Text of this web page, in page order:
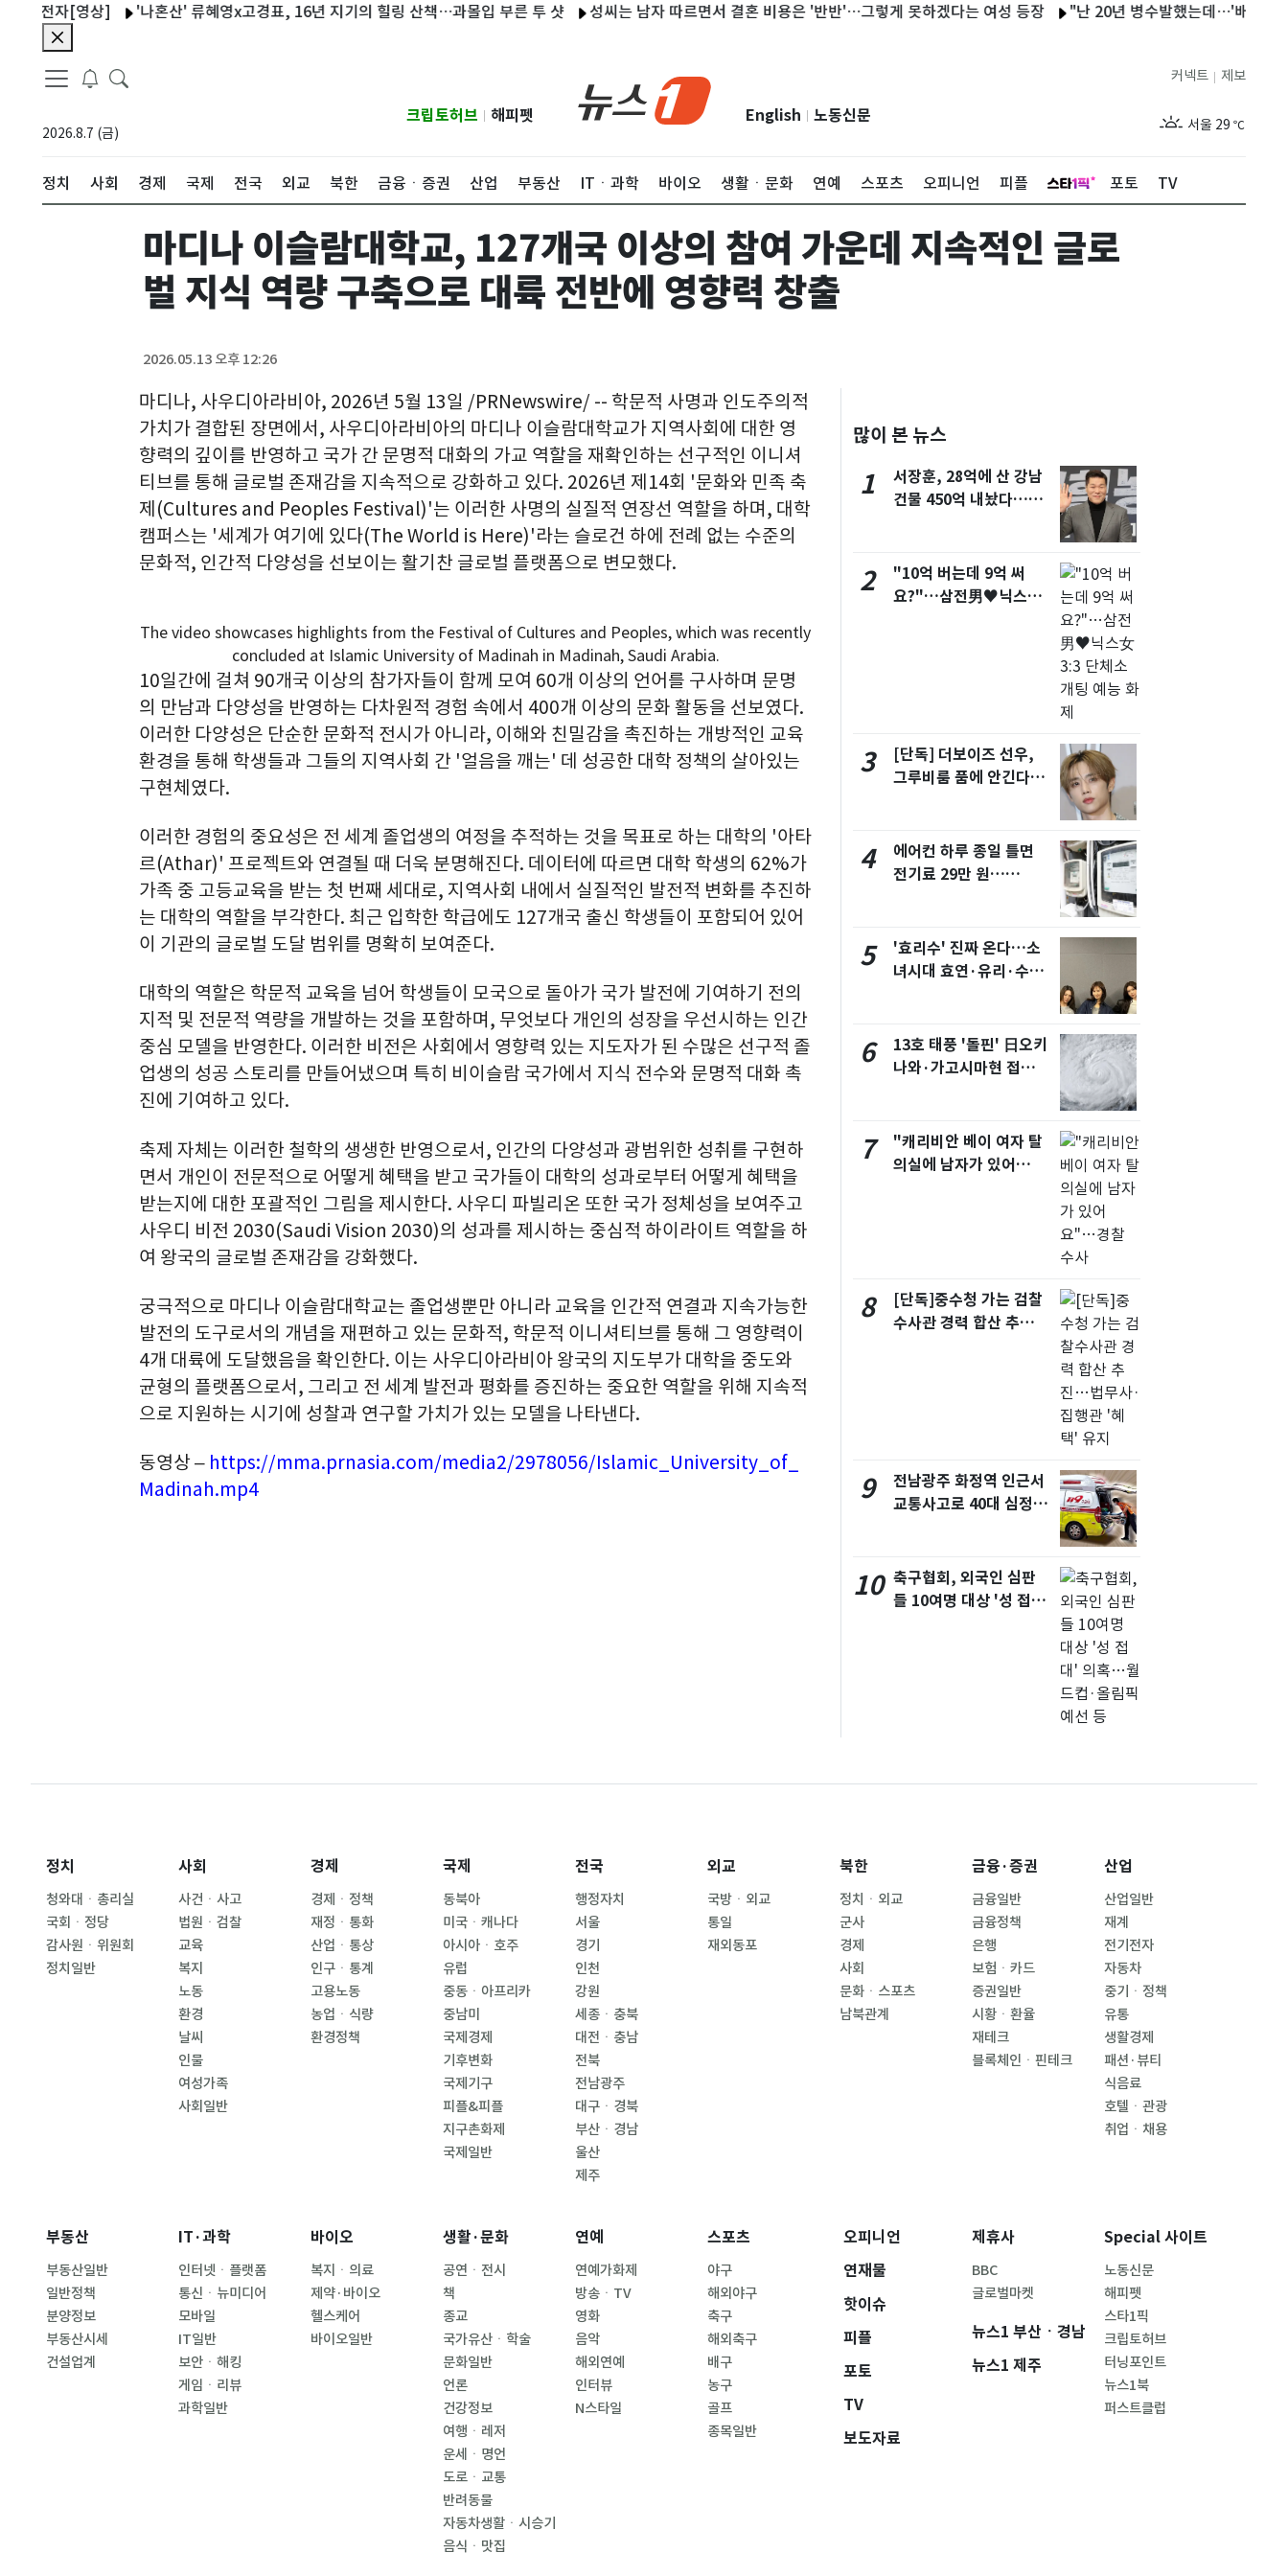
전자[영상] '나혼산' 류혜영x고경표, 16년 지기의 힐링 산책…과몰입 부른 투 샷 성씨는 남자 따르면서 결혼 비용은 '반반'…그렇게 못하겠다는 여성 등장 "난 20년 병수발했는데…'배다른 형제'
2026.8.7 (금)
크립토허브 해피펫 English 노동신문
제보
커넥트
서울 29 ℃
정치 사회 경제 국제 전국 외교 북한 금융ㆍ증권 산업 부동산 ITㆍ과학 바이오 생활ㆍ문화 연예 스포츠 오피니언 피플 포토 TV
마디나 이슬람대학교, 127개국 이상의 참여 가운데 지속적인 글로
벌 지식 역량 구축으로 대륙 전반에 영향력 창출
2026.05.13 오후 12:26
마디나, 사우디아라비아, 2026년 5월 13일 /PRNewswire/ -- 학문적 사명과 인도주의적
가치가 결합된 장면에서, 사우디아라비아의 마디나 이슬람대학교가 지역사회에 대한 영
향력의 깊이를 반영하고 국가 간 문명적 대화의 가교 역할을 재확인하는 선구적인 이니셔
티브를 통해 글로벌 존재감을 지속적으로 강화하고 있다. 2026년 제14회 '문화와 민족 축
제(Cultures and Peoples Festival)'는 이러한 사명의 실질적 연장선 역할을 하며, 대학
캠퍼스는 '세계가 여기에 있다(The World is Here)'라는 슬로건 하에 전례 없는 수준의
문화적, 인간적 다양성을 선보이는 활기찬 글로벌 플랫폼으로 변모했다.
The video showcases highlights from the Festival of Cultures and Peoples, which was recently
concluded at Islamic University of Madinah in Madinah, Saudi Arabia.
10일간에 걸쳐 90개국 이상의 참가자들이 함께 모여 60개 이상의 언어를 구사하며 문명
의 만남과 다양성을 반영하는 다차원적 경험 속에서 400개 이상의 문화 활동을 선보였다.
이러한 다양성은 단순한 문화적 전시가 아니라, 이해와 친밀감을 촉진하는 개방적인 교육
환경을 통해 학생들과 그들의 지역사회 간 '얼음을 깨는' 데 성공한 대학 정책의 살아있는
구현체였다.
이러한 경험의 중요성은 전 세계 졸업생의 여정을 추적하는 것을 목표로 하는 대학의 '아타
르(Athar)' 프로젝트와 연결될 때 더욱 분명해진다. 데이터에 따르면 대학 학생의 62%가
가족 중 고등교육을 받는 첫 번째 세대로, 지역사회 내에서 실질적인 발전적 변화를 추진하
는 대학의 역할을 부각한다. 최근 입학한 학급에도 127개국 출신 학생들이 포함되어 있어
이 기관의 글로벌 도달 범위를 명확히 보여준다.
대학의 역할은 학문적 교육을 넘어 학생들이 모국으로 돌아가 국가 발전에 기여하기 전의
지적 및 전문적 역량을 개발하는 것을 포함하며, 무엇보다 개인의 성장을 우선시하는 인간
중심 모델을 반영한다. 이러한 비전은 사회에서 영향력 있는 지도자가 된 수많은 선구적 졸
업생의 성공 스토리를 만들어냈으며 특히 비이슬람 국가에서 지식 전수와 문명적 대화 촉
진에 기여하고 있다.
축제 자체는 이러한 철학의 생생한 반영으로서, 인간의 다양성과 광범위한 성취를 구현하
면서 개인이 전문적으로 어떻게 혜택을 받고 국가들이 대학의 성과로부터 어떻게 혜택을
받는지에 대한 포괄적인 그림을 제시한다. 사우디 파빌리온 또한 국가 정체성을 보여주고
사우디 비전 2030(Saudi Vision 2030)의 성과를 제시하는 중심적 하이라이트 역할을 하
여 왕국의 글로벌 존재감을 강화했다.
궁극적으로 마디나 이슬람대학교는 졸업생뿐만 아니라 교육을 인간적 연결과 지속가능한
발전의 도구로서의 개념을 재편하고 있는 문화적, 학문적 이니셔티브를 통해 그 영향력이
4개 대륙에 도달했음을 확인한다. 이는 사우디아라비아 왕국의 지도부가 대학을 중도와
균형의 플랫폼으로서, 그리고 전 세계 발전과 평화를 증진하는 중요한 역할을 위해 지속적
으로 지원하는 시기에 성찰과 연구할 가치가 있는 모델을 나타낸다.
동영상 – https://mma.prnasia.com/media2/2978056/Islamic_University_of_
Madinah.mp4
많이 본 뉴스
1
서장훈, 28억에 산 강남
건물 450억 내놨다…세
2
"10억 버는데 9억 써
요?"…삼전男♥닉스女
3
[단독] 더보이즈 선우,
그루비룸 품에 안긴다…
4
에어컨 하루 종일 틀면
전기료 29만 원…
5
'효리수' 진짜 온다…소
녀시대 효연·유리·수영
6
13호 태풍 '돌핀' 日오키
나와·가고시마현 접
7
"캐리비안 베이 여자 탈
의실에 남자가 있어
8
[단독]중수청 가는 검찰
수사관 경력 합산 추
9
전남광주 화정역 인근서
교통사고로 40대 심정
10 축구협회, 외국인 심판
들 10여명 대상 '성 접
정치
청와대ㆍ총리실
국회ㆍ정당
감사원ㆍ위원회
정치일반
사회
사건ㆍ사고
법원ㆍ검찰
교육
복지
노동
환경
날씨
인물
여성가족
사회일반
경제
경제ㆍ정책
재정ㆍ통화
산업ㆍ통상
인구ㆍ통계
고용노동
농업ㆍ식량
환경정책
국제
동북아
미국ㆍ캐나다
아시아ㆍ호주
유럽
중동ㆍ아프리카
중남미
국제경제
기후변화
국제기구
피플&피플
지구촌화제
국제일반
전국
행정자치
서울
경기
인천
강원
세종ㆍ충북
대전ㆍ충남
전북
전남광주
대구ㆍ경북
부산ㆍ경남
울산
제주
외교
국방ㆍ외교
통일
재외동포
북한
정치ㆍ외교
군사
경제
사회
문화ㆍ스포츠
남북관계
금융·증권
금융일반
금융정책
은행
보험ㆍ카드
증권일반
시황ㆍ환율
재테크
블록체인ㆍ핀테크
산업
산업일반
재계
전기전자
자동차
중기ㆍ정책
유통
생활경제
패션·뷰티
식음료
호텔ㆍ관광
취업ㆍ채용
부동산
부동산일반
일반정책
분양정보
부동산시세
건설업계
IT·과학
인터넷ㆍ플랫폼
통신ㆍ뉴미디어
모바일
IT일반
보안ㆍ해킹
게임ㆍ리뷰
과학일반
바이오
복지ㆍ의료
제약·바이오
헬스케어
바이오일반
생활·문화
공연ㆍ전시
책
종교
국가유산ㆍ학술
문화일반
언론
건강정보
여행ㆍ레저
운세ㆍ명언
도로ㆍ교통
반려동물
자동차생활ㆍ시승기
음식ㆍ맛집
연예
연예가화제
방송ㆍTV
영화
음악
해외연예
인터뷰
N스타일
스포츠
야구
해외야구
축구
해외축구
배구
농구
골프
종목일반
오피니언
연재물
핫이슈
피플
포토
TV
보도자료
제휴사
BBC
글로벌마켓
뉴스1 부산ㆍ경남
뉴스1 제주
Special 사이트
노동신문
해피펫
스타1픽
크립토허브
터닝포인트
뉴스1북
퍼스트클럽